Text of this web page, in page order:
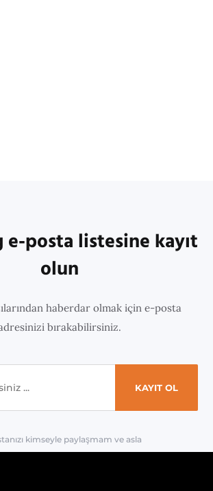
e-posta listesine kayıt
olun
haberdar olmak için e-posta
bırakabilirsiniz.
kimseyle paylaşmam ve asla